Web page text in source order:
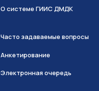
О системе ГИИС ДМДК
Часто задаваемые вопросы
Анкетирование
Электронная очередь